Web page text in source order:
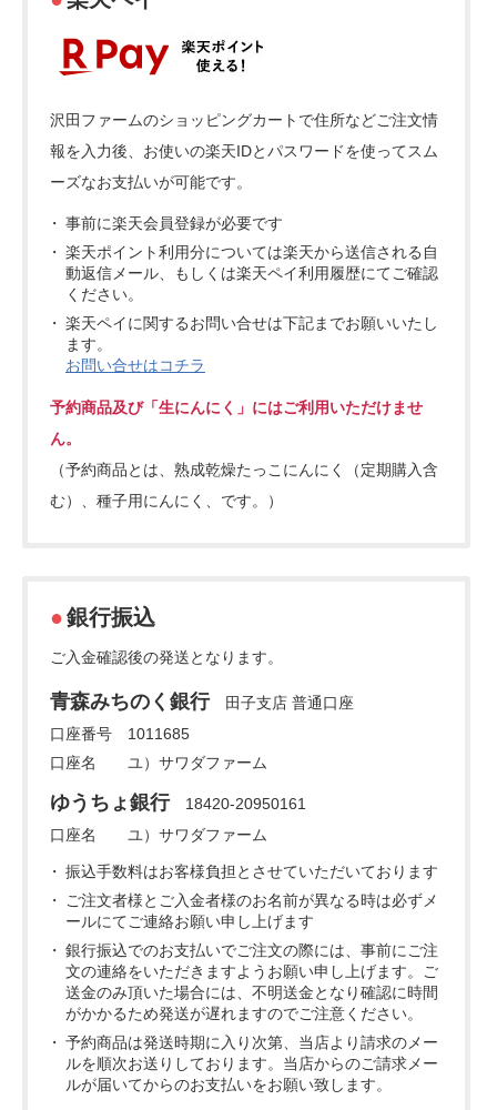
沢田ファームのショッピングカートで住所などご注文情
報を入力後、お使いの楽天IDとパスワードを使ってスム
ーズなお支払いが可能です。
事前に楽天会員登録が必要です
楽天ポイント利用分については楽天から送信される自
動返信メール、もしくは楽天ペイ利用履歴にてご確認
ください。
楽天ペイに関するお問い合せは下記までお願いいたし
ます。
お問い合せはコチラ
予約商品及び「生にんにく」にはご利用いただけませ
ん。
（予約商品とは、熟成乾燥たっこにんにく（定期購入含
む）、種子用にんにく、です。）
銀行振込
ご入金確認後の発送となります。
青森みちのく銀行田子支店 普通口座
口座番号 1011685
口座名 ユ）サワダファーム
ゆうちょ銀行18420-20950161
口座名 ユ）サワダファーム
振込手数料はお客様負担とさせていただいております
ご注文者様とご入金者様のお名前が異なる時は必ずメ
ールにてご連絡お願い申し上げます
銀行振込でのお支払いでご注文の際には、事前にご注
文の連絡をいただきますようお願い申し上げます。ご
送金のみ頂いた場合には、不明送金となり確認に時間
がかかるため発送が遅れますのでご注意ください。
予約商品は発送時期に入り次第、当店より請求のメー
ルを順次お送りしております。当店からのご請求メー
ルが届いてからのお支払いをお願い致します。